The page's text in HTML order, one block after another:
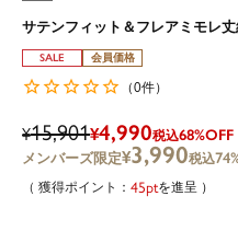
サテンフィット＆フレアミモレ
SALE 会員価格
（0件）
¥15,901¥4,990税込68%OFF
¥3,990税込
45 を進呈